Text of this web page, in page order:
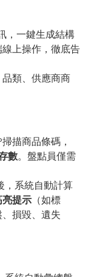
，一鍵生成結構
上操作，徹底告
類、供應商商
描商品條碼，
數。盤點員僅需
，系統自動計算
提示（如標
損毀、遺失